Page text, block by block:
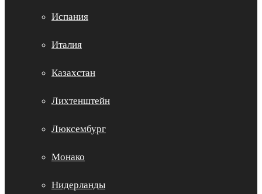
Испания
Италия
Казахстан
Лихтенштейн
Люксембург
Монако
Нидерланды